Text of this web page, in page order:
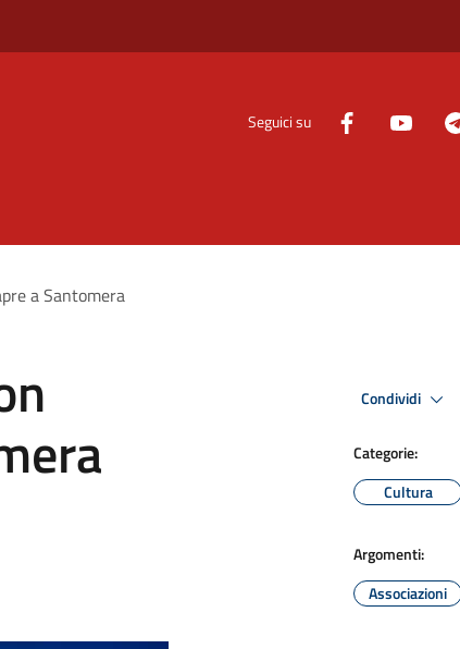
Seguici su
a Santomera
Condividi
Categorie:
Cultura
Argomenti:
Associazioni